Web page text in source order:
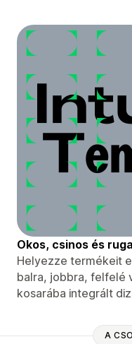
Okos, csinos és
Helyezze termékeit
balra, jobbra, felfelé
kosarába integrált
A